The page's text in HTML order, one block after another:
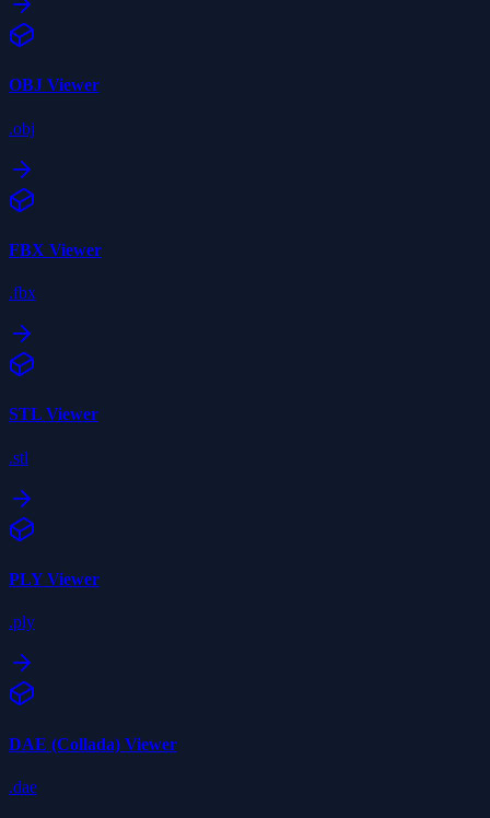
OBJ Viewer
.obj
FBX Viewer
.fbx
STL Viewer
.stl
PLYViewer
.ply
DAE (Collada) Viewer
.dae